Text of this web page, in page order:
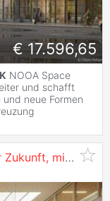
€ 17.596,65
NOOA Space
und schafft
neue Formen
NOOA Space - der Bürostandort der Zukunft, mit 1286 m² in